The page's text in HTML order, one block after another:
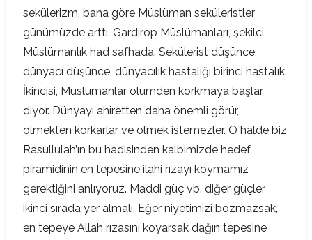
sekülerizm, bana göre Müslüman seküleristler
günümüzde arttı. Gardırop Müslümanları, şekilci
Müslümanlık had safhada. Sekülerist düşünce,
dünyacı düşünce, dünyacılık hastalığı birinci hastalık.
İkincisi, Müslümanlar ölümden korkmaya başlar
diyor. Dünyayı ahiretten daha önemli görür,
ölmekten korkarlar ve ölmek istemezler. O halde biz
Rasullulah’ın bu hadisinden kalbimizde hedef
piramidinin en tepesine ilahi rızayı koymamız
gerektiğini anlıyoruz. Maddi güç vb. diğer güçler
ikinci sırada yer almalı. Eğer niyetimizi bozmazsak,
en tepeye Allah rızasını koyarsak dağın tepesine